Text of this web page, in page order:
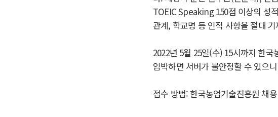
TOEIC Speaking 150점 이상의 성
관계, 학교명 등 인적 사항을 절대
2022년 5월 25일(수) 15시까지 한
임박하면 서버가 불안정할 수 있으
접수 방법: 한국농업기술진흥원 채